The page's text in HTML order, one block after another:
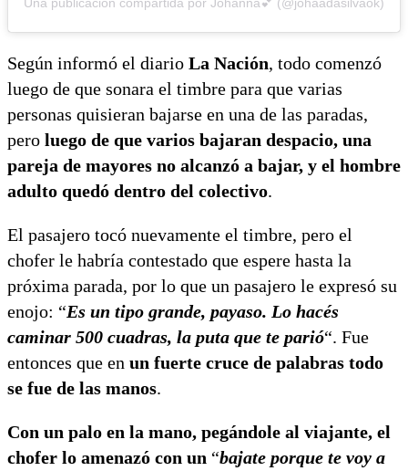
Según informó el diario La Nación, todo comenzó
luego de que sonara el timbre para que varias
personas quisieran bajarse en una de las paradas,
pero luego de que varios bajaran despacio, una
pareja de mayores no alcanzó a bajar, y el hombre
adulto quedó dentro del colectivo.
El pasajero tocó nuevamente el timbre, pero el
chofer le habría contestado que espere hasta la
próxima parada, por lo que un pasajero le expresó su
enojo: “Es un tipo grande, payaso. Lo hacés
caminar 500 cuadras, la puta que te parió“. Fue
entonces que en un fuerte cruce de palabras todo
se fue de las manos.
Con un palo en la mano, pegándole al viajante, el
chofer lo amenazó con un “bajate porque te voy a